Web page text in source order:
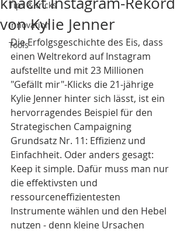
Tips & tricks
Innovation
Tools
von Kylie Jenner
Die Erfolgsgeschichte des Eis, dass
einen Weltrekord auf Instagram
aufstellte und mit 23 Millionen
"Gefällt mir"-Klicks die 21-jährige
Kylie Jenner hinter sich lässt, ist ein
hervorragendes Beispiel für den
Strategischen Campaigning
Grundsatz Nr. 11: Effizienz und
Einfachheit. Oder anders gesagt:
Keep it simple. Dafür muss man nur
die effektivsten und
ressourceneffizientesten
Instrumente wählen und den Hebel
nutzen - denn kleine Ursachen